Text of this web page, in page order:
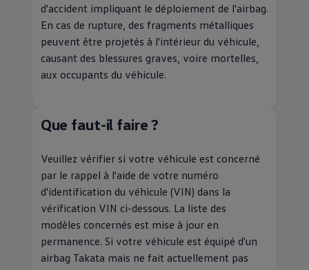
d'accident impliquant le déploiement de l'airbag.
En cas de rupture, des fragments métalliques
peuvent être projetés à l'intérieur du véhicule,
causant des blessures graves, voire mortelles,
aux occupants du véhicule.
Que faut-il faire ?
Veuillez vérifier si votre véhicule est concerné
par le rappel à l'aide de votre numéro
d'identification du véhicule (VIN) dans la
vérification VIN ci-dessous. La liste des
modèles concernés est mise à jour en
permanence. Si votre véhicule est équipé d'un
airbag Takata mais ne fait actuellement pas